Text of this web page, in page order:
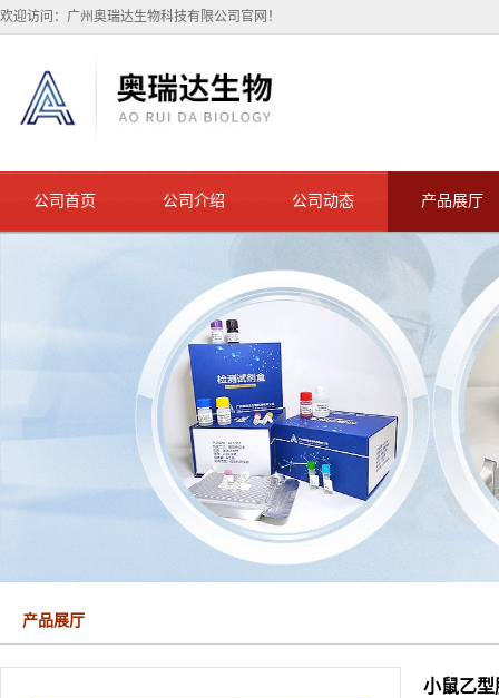
欢迎访问：广州奥瑞达生物科技有限公司官网！
公司首页 公司介绍 公司动态 产品展厅
产品展厅
小鼠乙